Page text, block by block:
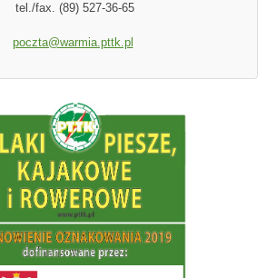
tel./fax. (89) 527-36-65
poczta@warmia.pttk.pl